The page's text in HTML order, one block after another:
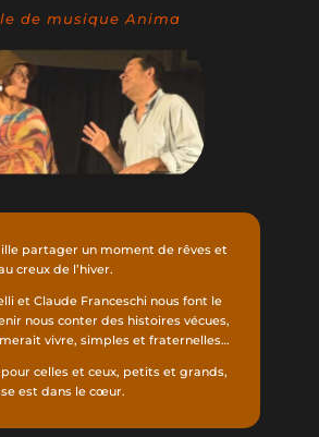
de musique Anima
partager un moment de rêves et
creux de l’hiver.
et Claude Franceschi nous font le
nous conter des histoires vécues,
vivre, simples et fraternelles…
celles et ceux, petits et grands,
est dans le cœur.